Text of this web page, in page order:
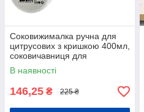
Соковижималка ручна для
цитрусових з кришкою 400мл,
соковичавниця для
цитрусових, цитрус-пресс
400мл
В наявності
146,25 ₴ 225 ₴